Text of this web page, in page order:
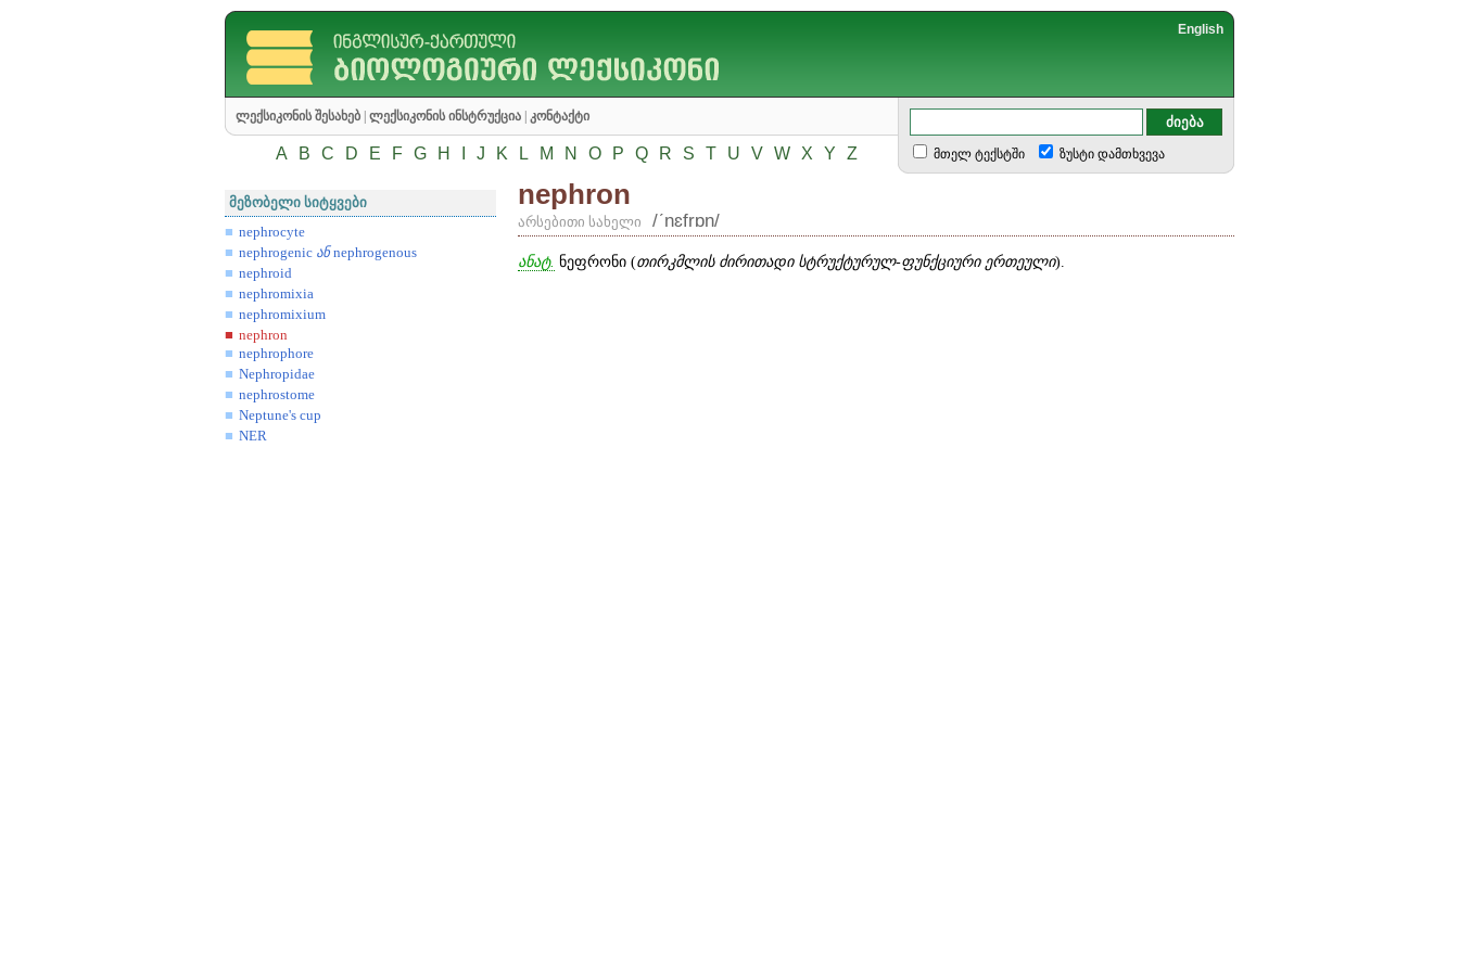
English
ლექსიკონის შესახებ ლექსიკონის ინსტრუქცია კონტაქტი
A B C D E F G H J K L M N O P Q R S T U V W X Y Z მთელ ტექსტში ზუსტი დამთხვევა
მეზობელი სიტყვები
nephrocyte
nephrogenic ან nephrogenous
nephroid
nephromixia
nephromixium
nephron
nephrophore
Nephropidae
nephrostome
Neptune's cup
NER
nephron
არსებითი სახელი /ʹnɛfrɒn/
ანატ. ნეფრონი (თირკმლის ძირითადი სტრუქტურულ-ფუნქციური ერთეული).